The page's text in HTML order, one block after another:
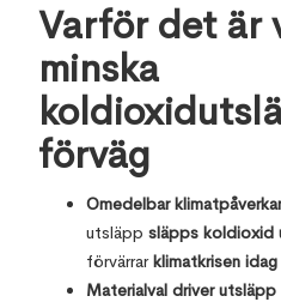
Varför det är
minska
förväg
Omedelbar
utsläppsläpps koldioxid
förvärrarklimatkrisen idag
Materialval driver utsläpp